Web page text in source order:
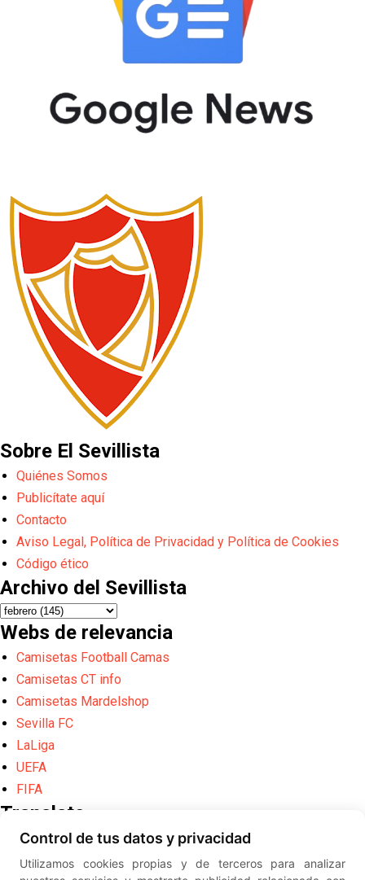
Sobre El Sevillista
Quiénes Somos
Publicítate aquí
Contacto
Aviso Legal, Política de Privacidad y Política de Cookies
Código ético
Archivo del Sevillista
Webs de relevancia
Camisetas Football Camas
Camisetas CT info
Camisetas Mardelshop
Sevilla FC
LaLiga
UEFA
FIFA
Translate
Powered by
Translate
Control de tus datos y privacidad
Utilizamos cookies propias y de terceros para analizar